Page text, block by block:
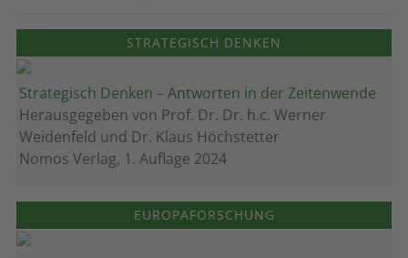
STRATEGISCH DENKEN
Strategisch Denken – Antworten in der Zeitenwende
Herausgegeben von Prof. Dr. Dr. h.c. Werner
Weidenfeld und Dr. Klaus Höchstetter
Nomos Verlag, 1. Auflage 2024
EUROPAFORSCHUNG